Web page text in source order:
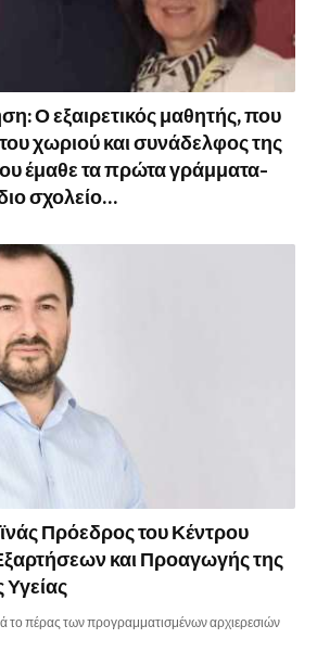
Ο εξαιρετικός μαθητής, που
χωριού και συνάδελφος της
έμαθε τα πρώτα γράμματα-
σχολείο…
Πρόεδρος του Κέντρου
και Προαγωγής της
το πέρας των προγραμματισμένων αρχιερεσιών